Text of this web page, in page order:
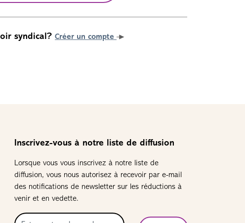
syndical? Créer un compte
Inscrivez-vous à notre liste de diffusion
Lorsque vous vous inscrivez à notre liste de
diffusion, vous nous autorisez à recevoir par e-mail
des notifications de newsletter sur les réductions à
venir et en vedette.